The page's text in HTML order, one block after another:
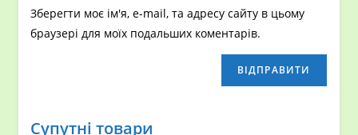
Зберегти моє ім'я, e-mail, та адресу сайту в цьому
браузері для моїх подальших коментарів.
Супутні товари